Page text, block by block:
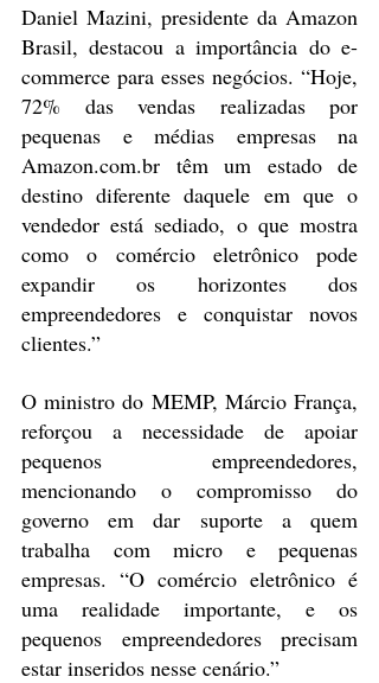
Daniel Mazini, presidente da Amazon
Brasil, destacou a importância do e-
commerce para esses negócios. “Hoje,
72% das vendas realizadas por
pequenas e médias empresas na
Amazon.com.br têm um estado de
destino diferente daquele em que o
vendedor está sediado, o que mostra
como o comércio eletrônico pode
expandir os horizontes dos
empreendedores e conquistar novos
clientes.”
O ministro do MEMP, Márcio França,
reforçou a necessidade de apoiar
pequenos empreendedores,
mencionando o compromisso do
governo em dar suporte a quem
trabalha com micro e pequenas
empresas. “O comércio eletrônico é
uma realidade importante, e os
pequenos empreendedores precisam
estar inseridos nesse cenário.”